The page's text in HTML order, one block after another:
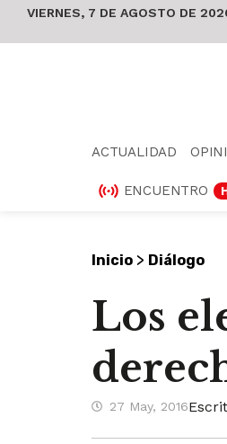
VIERNES, 7 DE AGOSTO DE
ACTUALIDAD
ENCUENTRO
Inicio > Diálogo
Los
27 May, 2016